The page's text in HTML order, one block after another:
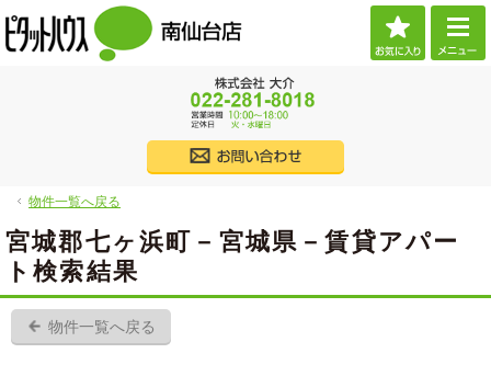
物件一覧へ戻る
宮城郡七ヶ浜町－宮城県－賃貸アパー
ト検索結果
ご希望に沿ったお部屋探し。宮城県仙台市の賃貸・不動産なら当社へお任せください。
宮城県仙台市の賃貸・不動産・売買なら物件情報が豊富なピタットハウス南仙台店
物件一覧へ戻る
お気に